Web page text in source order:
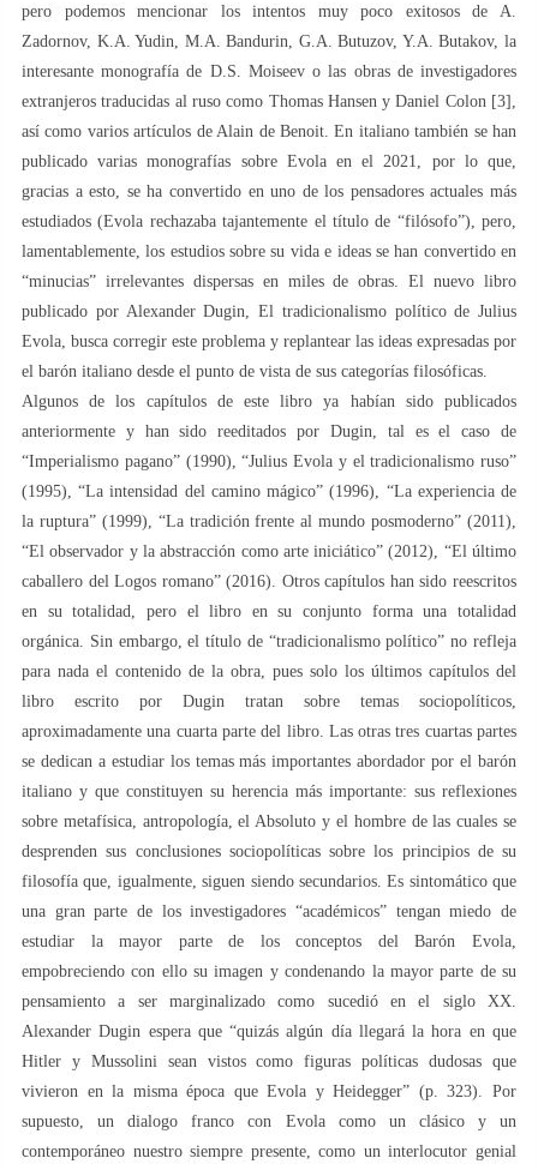
pero podemos mencionar los intentos muy poco exitosos de A.
Zadornov, K.A. Yudin, M.A. Bandurin, G.A. Butuzov, Y.A. Butakov, la
interesante monografía de D.S. Moiseev o las obras de investigadores
extranjeros traducidas al ruso como Thomas Hansen y Daniel Colon [3],
así como varios artículos de Alain de Benoit. En italiano también se han
publicado varias monografías sobre Evola en el 2021, por lo que,
gracias a esto, se ha convertido en uno de los pensadores actuales más
estudiados (Evola rechazaba tajantemente el título de “filósofo”), pero,
lamentablemente, los estudios sobre su vida e ideas se han convertido en
“minucias” irrelevantes dispersas en miles de obras. El nuevo libro
publicado por Alexander Dugin, El tradicionalismo político de Julius
Evola, busca corregir este problema y replantear las ideas expresadas por
el barón italiano desde el punto de vista de sus categorías filosóficas.
Algunos de los capítulos de este libro ya habían sido publicados
anteriormente y han sido reeditados por Dugin, tal es el caso de
“Imperialismo pagano” (1990), “Julius Evola y el tradicionalismo ruso”
(1995), “La intensidad del camino mágico” (1996), “La experiencia de
la ruptura” (1999), “La tradición frente al mundo posmoderno” (2011),
“El observador y la abstracción como arte iniciático” (2012), “El último
caballero del Logos romano” (2016). Otros capítulos han sido reescritos
en su totalidad, pero el libro en su conjunto forma una totalidad
orgánica. Sin embargo, el título de “tradicionalismo político” no refleja
para nada el contenido de la obra, pues solo los últimos capítulos del
libro escrito por Dugin tratan sobre temas sociopolíticos,
aproximadamente una cuarta parte del libro. Las otras tres cuartas partes
se dedican a estudiar los temas más importantes abordador por el barón
italiano y que constituyen su herencia más importante: sus reflexiones
sobre metafísica, antropología, el Absoluto y el hombre de las cuales se
desprenden sus conclusiones sociopolíticas sobre los principios de su
filosofía que, igualmente, siguen siendo secundarios. Es sintomático que
una gran parte de los investigadores “académicos” tengan miedo de
estudiar la mayor parte de los conceptos del Barón Evola,
empobreciendo con ello su imagen y condenando la mayor parte de su
pensamiento a ser marginalizado como sucedió en el siglo XX.
Alexander Dugin espera que “quizás algún día llegará la hora en que
Hitler y Mussolini sean vistos como figuras políticas dudosas que
vivieron en la misma época que Evola y Heidegger” (p. 323). Por
supuesto, un dialogo franco con Evola como un clásico y un
contemporáneo nuestro siempre presente, como un interlocutor genial